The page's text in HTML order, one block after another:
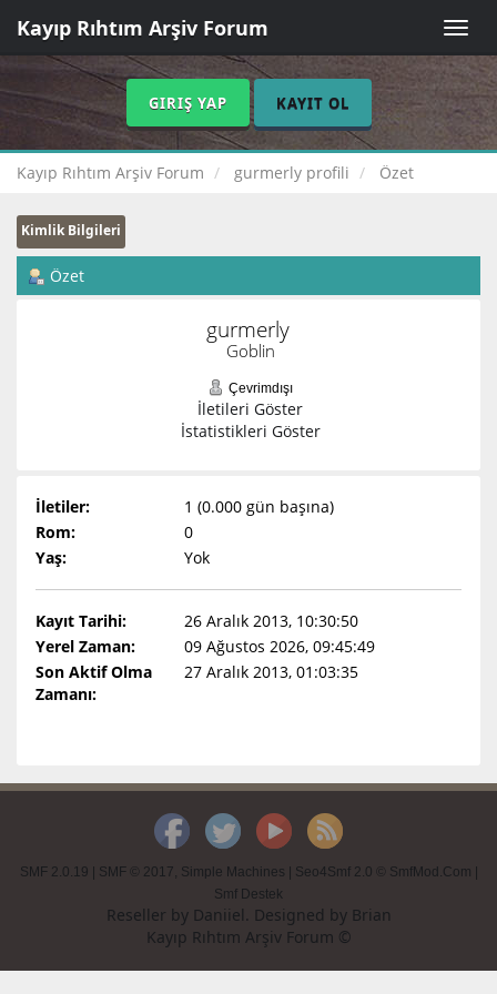
Toggle
Kayıp Rıhtım Arşiv Forum
GIRIŞ YAP KAYIT OL
Kayıp Rıhtım Arşiv Forum gurmerly profili Özet
Kimlik Bilgileri
Özet
gurmerly
Goblin
Çevrimdışı
İletileri Göster
İstatistikleri Göster
İletiler:
1 (0.000 gün başına)
Rom:
0
Yaş:
Yok
Kayıt Tarihi:
26 Aralık 2013, 10:30:50
Yerel Zaman:
09 Ağustos 2026, 09:45:49
Son Aktif Olma
Zamanı:
27 Aralık 2013, 01:03:35
SMF 2.0.19 SMF © 2017, Simple Machines Seo4Smf 2.0 © SmfMod.Com
Smf Destek
Reseller by Daniiel. Designed by Brian
Kayıp Rıhtım Arşiv Forum ©